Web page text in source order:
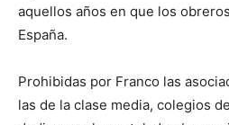
aquellos años en que los
España.
Prohibidas por Franco las
las de la clase media, colegios